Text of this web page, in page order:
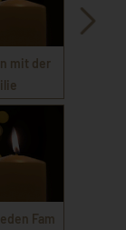
mit der
Fam